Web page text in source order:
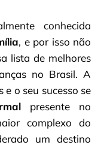
conhecida
, e por isso não
lista de melhores
no Brasil. A
o seu sucesso se
presente no
complexo do
um destino